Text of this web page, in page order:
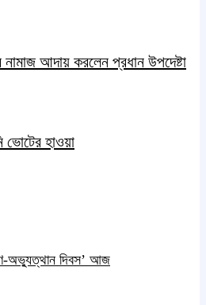
আদায় করলেন প্রধান উপদেষ্টা
ভোটের হাওয়া
অভ্যুত্থান দিবস’ আজ